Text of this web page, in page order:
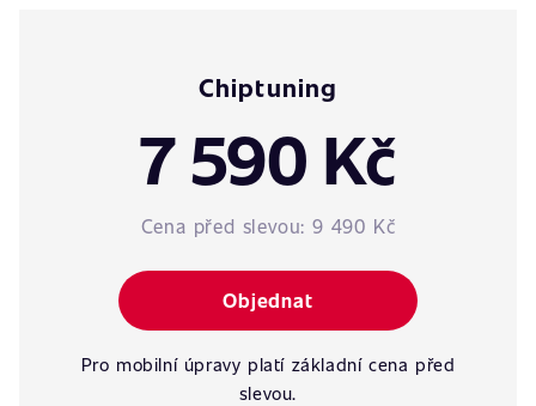
Chiptuning
7 590 Kč
Cena před slevou: 9 490 Kč
Objednat
Pro mobilní úpravy platí základní cena před
slevou.